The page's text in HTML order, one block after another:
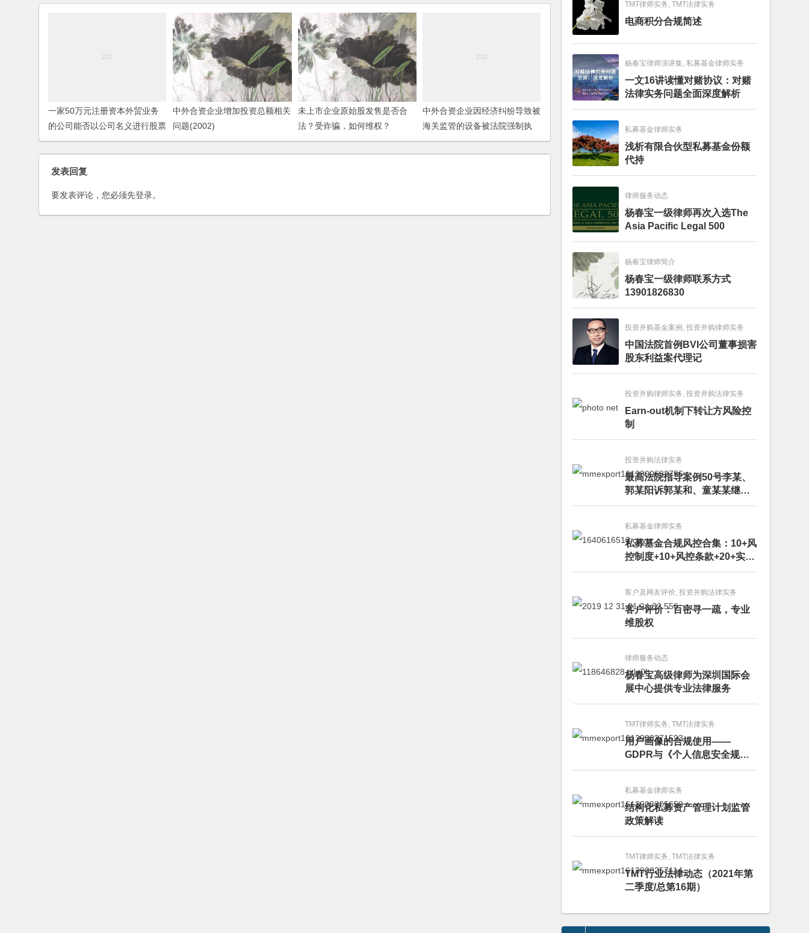
一家50万元注册资本外贸业务
的公司能否以公司名义进行股票
投资？
中外合资企业增加投资总额相关
问题(2002)
未上市企业原始股发售是否合
法？受诈骗，如何维权？
中外合资企业因经济纠纷导致被
海关监管的设备被法院强制执
行，企业对该设备是否需补税?
发表回复
要发表评论，您必须先登录。
TMT律师实务, TMT法律实务
电商积分合规简述
杨春宝律师演讲集, 私募基金律师实务
一文16讲读懂对赌协议：对赌
法律实务问题全面深度解析
私募基金律师实务
浅析有限合伙型私募基金份额
代持
律师服务动态
杨春宝一级律师再次入选The
Asia Pacific Legal 500
杨春宝律师简介
杨春宝一级律师联系方式
13901826830
投资并购基金案例, 投资并购律师实务
中国法院首例BVI公司董事损害
股东利益案代理记
投资并购律师实务, 投资并购法律实务
Earn-out机制下转让方风险控
制
投资并购法律实务
最高法院指导案例50号李某、
郭某阳诉郭某和、童某某继承
纠纷案
私募基金律师实务
私募基金合规风控合集：10+风
控制度+10+风控条款+20+实务
文章+每月动态
客户及网友评价, 投资并购法律实务
客户评价：百密寻一疏，专业
维股权
律师服务动态
杨春宝高级律师为深圳国际会
展中心提供专业法律服务
TMT律师实务, TMT法律实务
用户画像的合规使用——
GDPR与《个人信息安全规
范》的比较分析
私募基金律师实务
结构化私募资产管理计划监管
政策解读
TMT律师实务, TMT法律实务
TMT行业法律动态（2021年第
二季度/总第16期）